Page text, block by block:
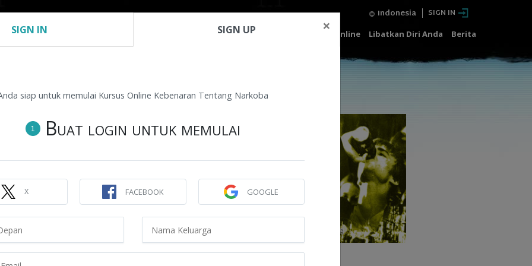
Indonesia SIGN IN
Buklet-Buklet Gratis Kursus Online Libatkan Diri Anda Berita
Alkohol
akan mempelajari kebenaran
secara terbuka tentang alkohol
mantan pecandu alkohol yang
×
SIGN IN SIGN UP
siap untuk memulai Kursus Online Kebenaran Tentang Narkoba
1 Buat login untuk memulai
X FACEBOOK GOOGLE